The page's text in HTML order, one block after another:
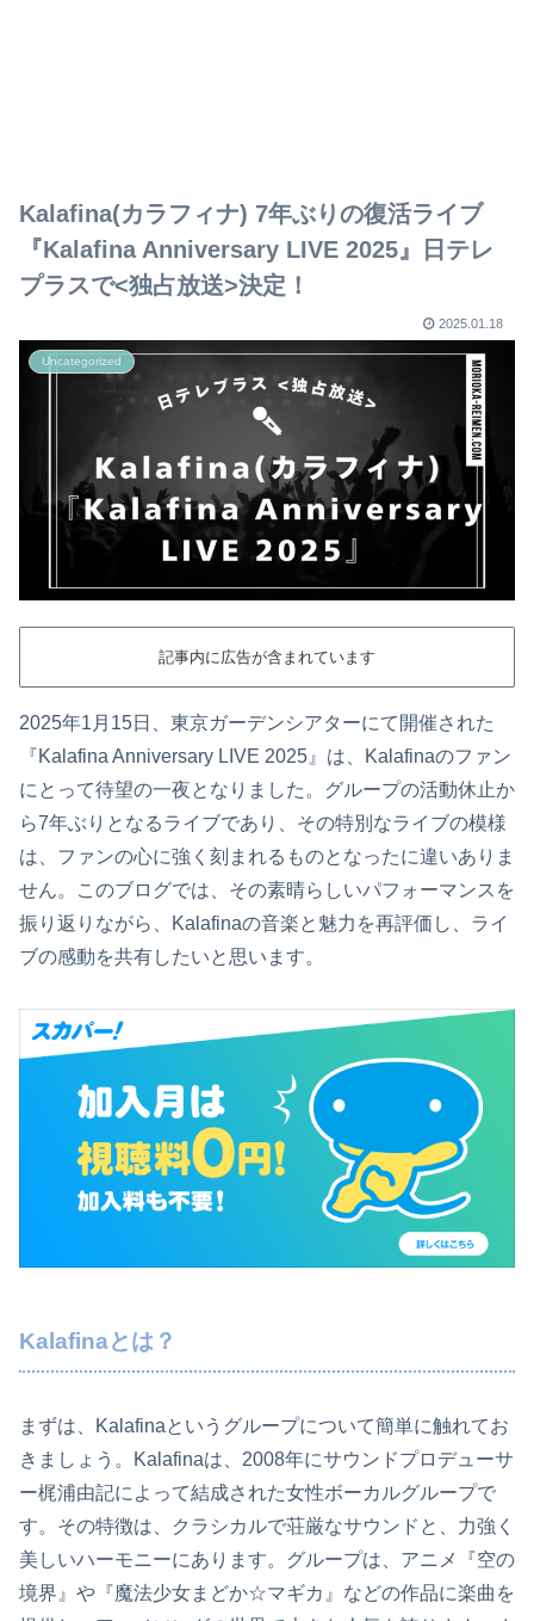
Kalafina(カラフィナ) 7年ぶりの復活ライブ
『Kalafina Anniversary LIVE 2025』日テレ
プラスで<独占放送>決定！
2025.01.18
Uncategorized
記事内に広告が含まれています
2025年1月15日、東京ガーデンシアターにて開催された
『Kalafina Anniversary LIVE 2025』は、Kalafinaのファン
にとって待望の一夜となりました。グループの活動休止か
ら7年ぶりとなるライブであり、その特別なライブの模様
は、ファンの心に強く刻まれるものとなったに違いありま
せん。このブログでは、その素晴らしいパフォーマンスを
振り返りながら、Kalafinaの音楽と魅力を再評価し、ライ
ブの感動を共有したいと思います。
Kalafinaとは？
まずは、Kalafinaというグループについて簡単に触れてお
きましょう。Kalafinaは、2008年にサウンドプロデューサ
ー梶浦由記によって結成された女性ボーカルグループで
す。その特徴は、クラシカルで荘厳なサウンドと、力強く
美しいハーモニーにあります。グループは、アニメ『空の
境界』や『魔法少女まどか☆マギカ』などの作品に楽曲を